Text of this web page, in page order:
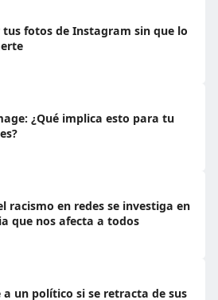
tus fotos de Instagram sin que lo
¿Qué implica esto para tu
racismo en redes se investiga en
que nos afecta a todos
a un político si se retracta de sus